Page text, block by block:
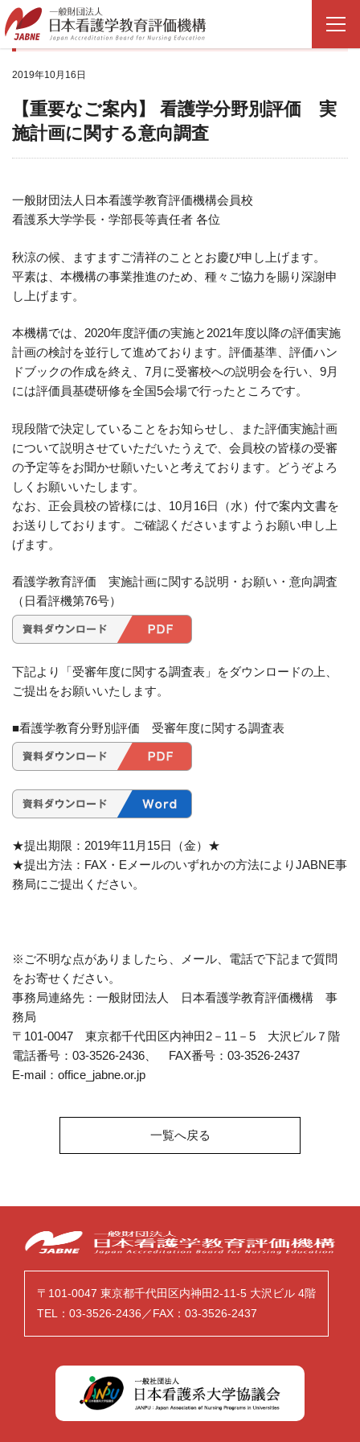
NEWS
2019年10月16日
【重要なご案内】 看護学分野別評価 実
施計画に関する意向調査
一般財団法人日本看護学教育評価機構会員校
看護系大学学長・学部長等責任者 各位
秋涼の候、ますますご清祥のこととお慶び申し上げます。
平素は、本機構の事業推進のため、種々ご協力を賜り深謝申
し上げます。
本機構では、2020年度評価の実施と2021年度以降の評価実施
計画の検討を並行して進めております。評価基準、評価ハン
ドブックの作成を終え、7月に受審校への説明会を行い、9月
には評価員基礎研修を全国5会場で行ったところです。
現段階で決定していることをお知らせし、また評価実施計画
について説明させていただいたうえで、会員校の皆様の受審
の予定等をお聞かせ願いたいと考えております。どうぞよろ
しくお願いいたします。
なお、正会員校の皆様には、10月16日（水）付で案内文書を
お送りしております。ご確認くださいますようお願い申し上
げます。
看護学教育評価 実施計画に関する説明・お願い・意向調査
（日看評機第76号）
下記より「受審年度に関する調査表」をダウンロードの上、
ご提出をお願いいたします。
■看護学教育分野別評価 受審年度に関する調査表
★提出期限：2019年11月15日（金）★
★提出方法：FAX・Eメールのいずれかの方法によりJABNE事
務局にご提出ください。
※ご不明な点がありましたら、メール、電話で下記まで質問
をお寄せください。
事務局連絡先：一般財団法人 日本看護学教育評価機構 事
務局
〒101-0047 東京都千代田区内神田2－11－5 大沢ビル７階
電話番号：03-3526-2436、 FAX番号：03-3526-2437
E-mail：office_jabne.or.jp
一覧へ戻る
〒101-0047 東京都千代田区内神田2-11-5 大沢ビル 4階
TEL：03-3526-2436／FAX：03-3526-2437